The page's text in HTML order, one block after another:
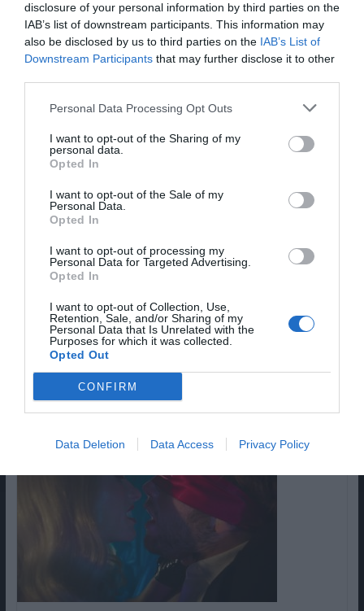
disclosure of your personal information by third parties on the
IAB’s list of downstream participants. This information may
also be disclosed by us to third parties on the IAB’s List of
Downstream Participants that may further disclose it to other
Personal Data Processing Opt Outs
I want to opt-out of the Sharing of my
personal data.
Opted In
I want to opt-out of the Sale of my
Personal Data.
Opted In
I want to opt-out of processing my
Personal Data for Targeted Advertising.
Opted In
I want to opt-out of Collection, Use,
Retention, Sale, and/or Sharing of my
Personal Data that Is Unrelated with the
Purposes for which it was collected.
Opted Out
CONFIRM
Data Deletion Data Access Privacy Policy
Pub
ÚLTIMAS CRÍTICAS FAV DO LEITOR